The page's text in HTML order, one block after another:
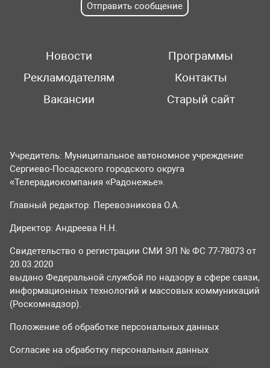
Отправить сообщение
Новости
Программы
Рекламодателям
Контакты
Вакансии
Старый сайт
Учредитель: Муниципальное автономное учреждение
Сергиево-Посадского городского округа
«Телерадиокомпания «Радонежье».
Главный редактор: Перевозникова О.А.
Директор: Андреева Н.Н.
Свидетельство о регистрации СМИ ЭЛ № ФС 77-78073 от
20.03.2020
выдано Федеральной службой по надзору в сфере связи,
информационных технологий и массовых коммуникаций
(Роскомнадзор).
Положение об обработке персональных данных
Согласие на обработку персональных данных